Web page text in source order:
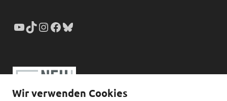
Wir verwenden Cookies